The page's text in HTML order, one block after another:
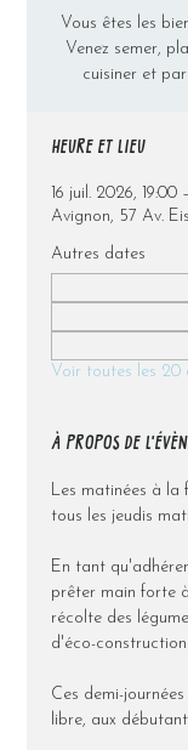
Vous êtes les
Venez semer,
cuisiner et
HEURE ET LIEU
16 juil. 2026, 19:00
Avignon, 57 Av.
Autres dates
Voir toutes les 20
À PROPOS DE
Les matinées à la
tous les jeudis
En tant
prêter main forte
récolte des
d'éco-
Ces demi-
libre, aux